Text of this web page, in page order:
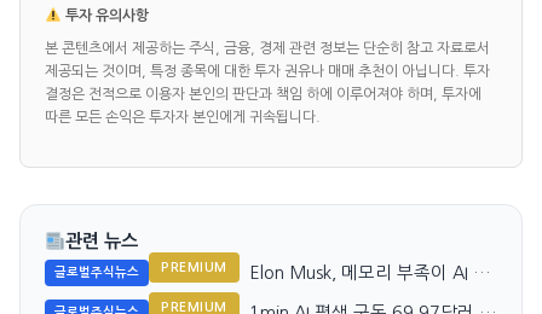
투자 유의사항
본 콘텐츠에서 제공하는 주식, 금융, 경제 관련 정보는 단순히 참고 자료로서
제공되는 것이며, 특정 종목에 대한 투자 권유나 매매 추천이 아닙니다. 투자
결정은 전적으로 이용자 본인의 판단과 책임 하에 이루어져야 하며, 투자에
따른 모든 손익은 투자자 본인에게 귀속됩니다.
관련 뉴스
글로벌주식뉴스 PREMIUM
Elon Musk, 메모리 부족이 AI 비
PREMIUM